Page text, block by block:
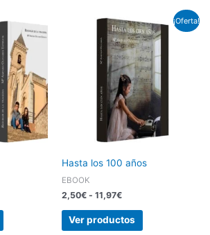
¡Oferta!
Hasta los 100 años
EBOOK
2,50€ - 11,97€
Rango
de
precios:
desde
2,50€
hasta
11,97€
Ver productos